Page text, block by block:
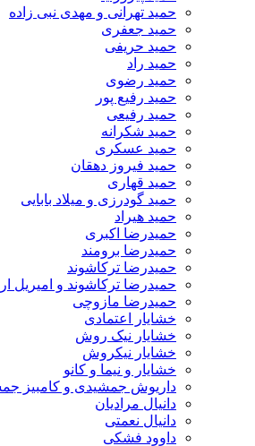
حمید تهرانی و مهدی نبی زاده
حمید جعفری
حمید حریفی
حمید راد
حمید رضوی
حمید رفیع پور
حمید رفیعی
حمید شکرانه
حمید عسکری
حمید فیروز دهقان
حمید قهاری
حمید گودرزی و میلاد بابایی
حمید هیراد
حمیدرضا اکبری
حمیدرضا برومند
حمیدرضا ترکاشوند
حمیدرضا ترکاشوند و امیریل
حمیدرضا مازوچی
خشایار اعتمادی
خشایار نیک روش
خشایار نیکروش
خشایار و نیما و کانو
داریوش جمشیدی و کامبیز
دانیال مرادیان
دانیال نعمتی
داوود فشکی